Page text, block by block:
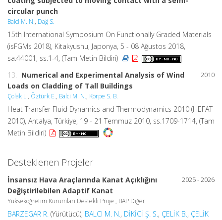
circular punch
Balci M. N., Dağ S.
15th International Symposium On Functionally Graded Materials
(isFGMs 2018), Kitakyushu, Japonya, 5 - 08 Ağustos 2018,
sa.44001, ss.1-4, (Tam Metin Bildiri)
2010
13.
Numerical and Experimental Analysis of Wind
Loads on Cladding of Tall Buildings
Çolak L., Öztürk E., Balci M. N., Körpe S. B.
Heat Transfer Fluid Dynamics and Thermodynamics 2010 (HEFAT
2010), Antalya, Türkiye, 19 - 21 Temmuz 2010, ss.1709-1714, (Tam
Metin Bildiri)
Desteklenen Projeler
2025 - 2026
İnsansız Hava Araçlarında Kanat Açıklığını
Değiştirilebilen Adaptif Kanat
Yükseköğretim Kurumları Destekli Proje , BAP Diğer
BARZEGAR R. (Yürütücü), BALCI M. N. , DİKİCİ Ş. S. , ÇELİK B. , ÇELİK